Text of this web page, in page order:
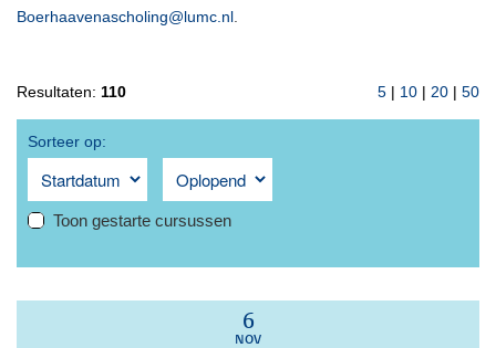
Boerhaavenascholing@lumc.nl
Resultaten: 110 5 | 10 | 20 | 50
Sorteer op:
Toon gestarte cursussen
6
NOV